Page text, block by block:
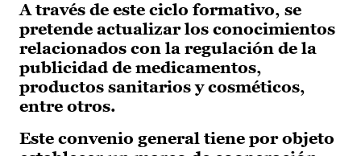
A través de este ciclo formativo, se
pretende actualizar los conocimientos
relacionados con la regulación de la
publicidad de medicamentos,
productos sanitarios y cosméticos,
entre otros.
Este convenio general tiene por objeto